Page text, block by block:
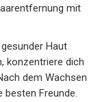
mit
Haut
konzentriere dich
dem Wachsen
besten Freunde.